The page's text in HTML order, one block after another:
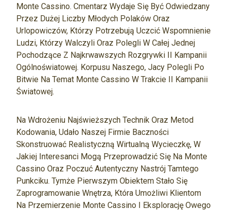
Monte Cassino. Cmentarz Wydaje Się Być Odwiedzany
Przez Dużej Liczby Młodych Polaków Oraz
Urlopowiczów, Którzy Potrzebują Uczcić Wspomnienie
Ludzi, Którzy Walczyli Oraz Polegli W Całej Jednej
Pochodzące Z Najkrwawszych Rozgrywki II Kampanii
Ogólnoświatowej. Korpusu Naszego, Jacy Polegli Po
Bitwie Na Temat Monte Cassino W Trakcie II Kampanii
Światowej.
Na Wdrożeniu Najświeższych Technik Oraz Metod
Kodowania, Udało Naszej Firmie Baczności
Skonstruować Realistyczną Wirtualną Wycieczkę, W
Jakiej Interesanci Mogą Przeprowadzić Się Na Monte
Cassino Oraz Poczuć Autentyczny Nastrój Tamtego
Punkciku. Tymże Pierwszym Obiektem Stało Się
Zaprogramowanie Wnętrza, Która Umożliwi Klientom
Na Przemierzenie Monte Cassino I Eksplorację Owego